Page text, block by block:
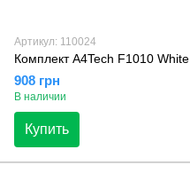
Артикул: 110024
Комплект A4Tech F1010 White
908 грн
В наличии
Купить